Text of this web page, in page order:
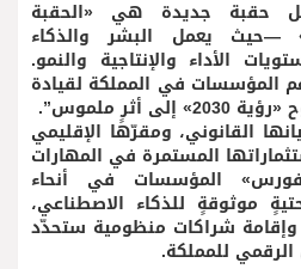
حقبة جديدة هي «الحقبة
—حيث يعمل البشر والذكاء
الأداء والإنتاجية والنمو.
المؤسسات في المملكة لقيادة
ملموس”.
القانوني، ومقرّها الإقليمي
المستمرة في المهارات
المؤسسات في أنحاء
موثوقةٍ للذكاء الاصطناعي،
وإقامة شراكات منظومية ستحدّد
الرقمي للمملكة.